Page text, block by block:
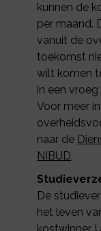
kunnen de
per maand.
vanuit de
toekomst
wilt komen
in een
Voor meer
naar de
NIBUD.
De
het leven